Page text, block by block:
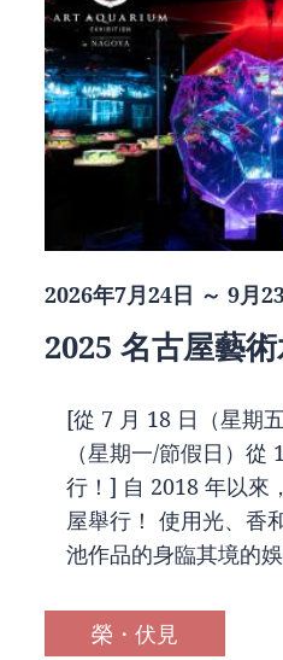
2026年7月24日 ～ 9月
2025 名古屋藝
[從 7 月 18 日（星期
（星期一/節假日）從
行！] 自 2018 年以來
屋舉行！ 使用光、香
池作品的身臨其境的
榮・伏見